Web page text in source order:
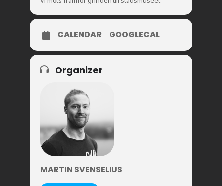
CALENDAR GOOGLECAL
Organizer
MARTIN SVENSELIUS